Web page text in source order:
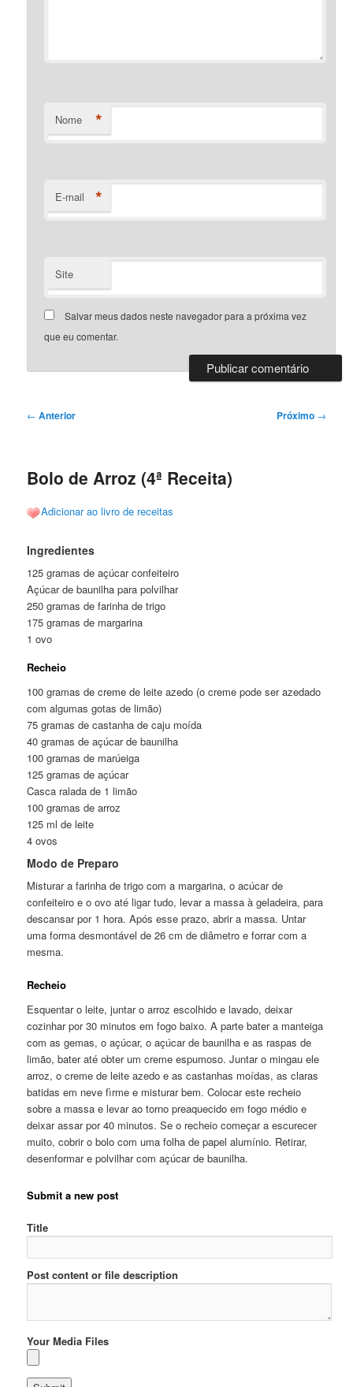
Nome *
E-mail *
Site
Salvar meus dados neste navegador para a próxima vez
que eu comentar.
Navegação
← Anterior Próximo →
Bolo de Arroz (4ª Receita)
Adicionar ao livro de receitas
Ingredientes
125 gramas de açúcar confeiteiro
Açúcar de baunilha para polvilhar
250 gramas de farinha de trigo
175 gramas de margarina
1 ovo
Recheio
100 gramas de creme de leite azedo (o creme pode ser azedado
com algumas gotas de limão)
75 gramas de castanha de caju moída
40 gramas de açúcar de baunilha
100 gramas de marúeiga
125 gramas de açúcar
Casca ralada de 1 limão
100 gramas de arroz
125 ml de leite
4 ovos
Modo de Preparo
Misturar a farinha de trigo com a margarina, o acúcar de
confeiteiro e o ovo até ligar tudo, levar a massa à geladeira, para
descansar por 1 hora. Após esse prazo, abrir a massa. Untar
uma forma desmontável de 26 cm de diâmetro e forrar com a
mesma.
Recheio
Esquentar o leite, juntar o arroz escolhido e lavado, deixar
cozinhar por 30 minutos em fogo baixo. A parte bater a manteiga
com as gemas, o açúcar, o açúcar de baunilha e as raspas de
limão, bater até obter um creme espumoso. Juntar o mingau ele
arroz, o creme de leite azedo e as castanhas moídas, as claras
batidas em neve fìrme e misturar bem. Colocar este recheio
sobre a massa e levar ao torno preaquecido em fogo médio e
deixar assar por 40 minutos. Se o recheio começar a escurecer
muito, cobrir o bolo com uma folha de papel alumínio. Retirar,
desenformar e polvilhar com açúcar de baunilha.
Submit a new post
Title
Post content or file description
Your Media Files